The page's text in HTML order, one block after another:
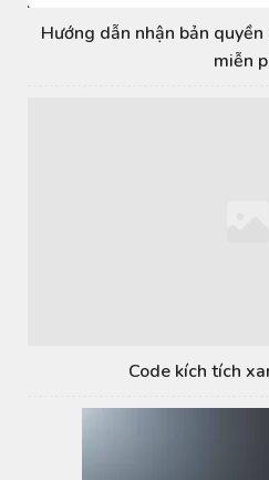
Hướng dẫn nhận bản
miễn
Code kích tích